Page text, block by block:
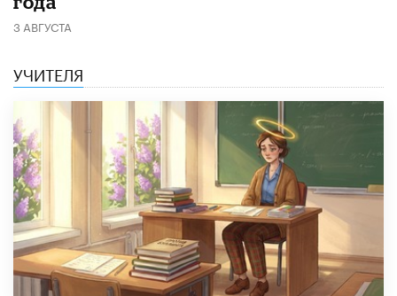
3 АВГУСТА
УЧИТЕЛЯ